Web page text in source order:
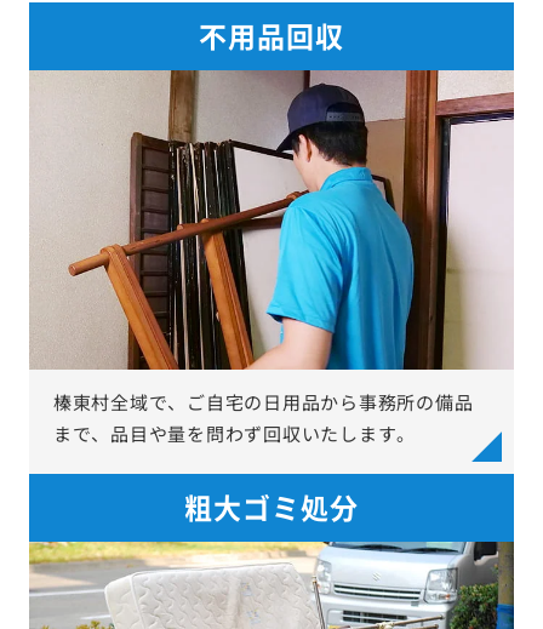
不用品回収
榛東村全域で、ご自宅の日用品から事務所の備品
まで、品目や量を問わず回収いたします。
粗大ゴミ処分